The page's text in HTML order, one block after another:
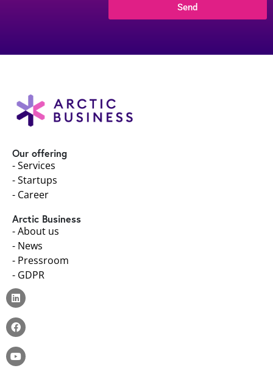
Send
Our offering
- Services
- Startups
- Career
Arctic Business
- About us
- News
- Pressroom
- GDPR